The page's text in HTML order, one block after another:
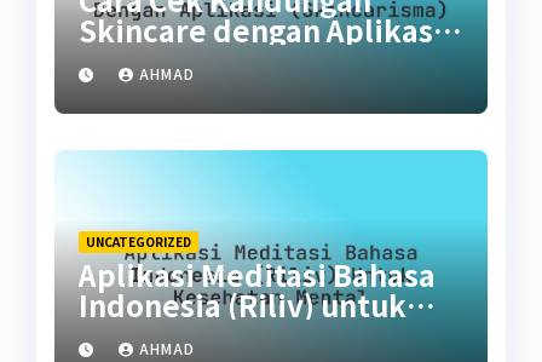
Skincare dengan Aplikasi
(SkinCarisma)
AHMAD
UNCATEGORIZED
Aplikasi Meditasi Bahasa
Indonesia (Riliv) untuk
Kesehatan Mental
AHMAD